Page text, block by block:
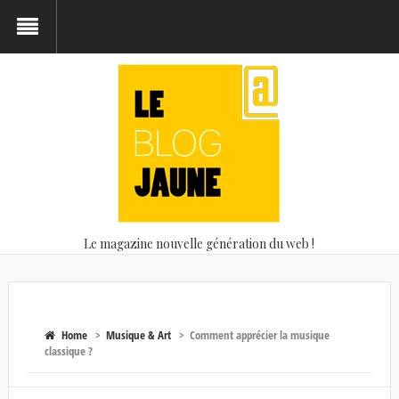
Le magazine nouvelle génération du web !
Home> Musique & Art> Comment apprécier la musique
classique ?